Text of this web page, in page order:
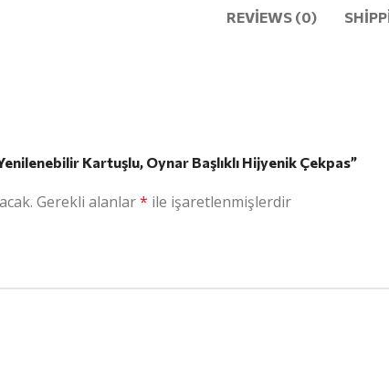
REVIEWS (0)
Kartuşlu, Oynar Başlıklı Hijyenik Çekpas”
Gerekli alanlar* ile işaretlenmişlerdir